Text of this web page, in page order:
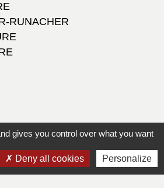
RUNACHER
gives you control over what you want
Deny all cookies Personalize